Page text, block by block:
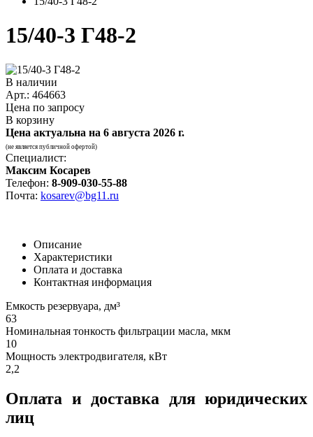
15/40-3 Г48-2
В наличии
Арт.: 464663
Цена по запросу
В корзину
Цена актуальна на 6 августа 2026 г.
(не является публичной офертой)
Специалист:
Максим Косарев
Телефон: 8-909-030-55-88
Почта: kosarev@bg11.ru
Описание
Характеристики
Оплата и доставка
Контактная информация
Емкость резервуара, дм³
63
Номинальная тонкость фильтрации масла, мкм
10
Мощность электродвигателя, кВт
2,2
Оплата и доставка для юридических
лиц